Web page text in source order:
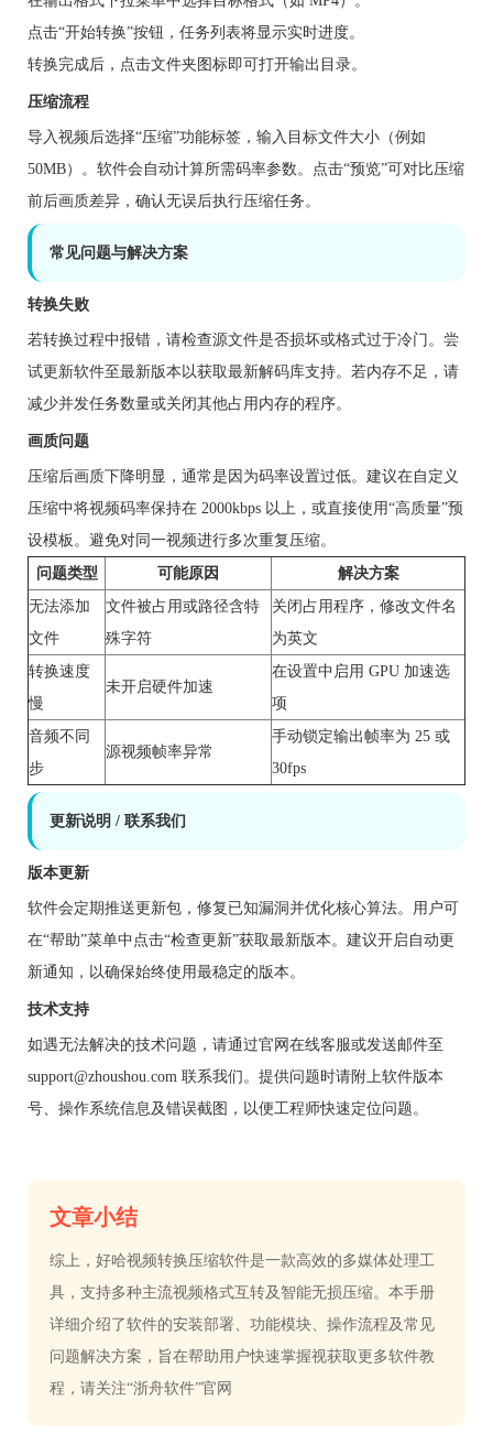
点击“开始转换”按钮，任务列表将显示实时进度。
转换完成后，点击文件夹图标即可打开输出目录。
压缩流程
导入视频后选择“压缩”功能标签，输入目标文件大小（例如
50MB）。软件会自动计算所需码率参数。点击“预览”可对比压缩
前后画质差异，确认无误后执行压缩任务。
常见问题与解决方案
转换失败
若转换过程中报错，请检查源文件是否损坏或格式过于冷门。尝
试更新软件至最新版本以获取最新解码库支持。若内存不足，请
减少并发任务数量或关闭其他占用内存的程序。
画质问题
压缩后画质下降明显，通常是因为码率设置过低。建议在自定义
压缩中将视频码率保持在 2000kbps 以上，或直接使用“高质量”预
设模板。避免对同一视频进行多次重复压缩。
问题类型
可能原因
解决方案
无法添加
文件
文件被占用或路径含特
殊字符
关闭占用程序，修改文件名
为英文
转换速度
慢
未开启硬件加速
在设置中启用 GPU 加速选
项
音频不同
步
源视频帧率异常
手动锁定输出帧率为 25 或
30fps
更新说明 / 联系我们
版本更新
软件会定期推送更新包，修复已知漏洞并优化核心算法。用户可
在“帮助”菜单中点击“检查更新”获取最新版本。建议开启自动更
新通知，以确保始终使用最稳定的版本。
技术支持
如遇无法解决的技术问题，请通过官网在线客服或发送邮件至
support@zhoushou.com 联系我们。提供问题时请附上软件版本
号、操作系统信息及错误截图，以便工程师快速定位问题。
文章小结
综上，好哈视频转换压缩软件是一款高效的多媒体处理工
具，支持多种主流视频格式互转及智能无损压缩。本手册
详细介绍了软件的安装部署、功能模块、操作流程及常见
问题解决方案，旨在帮助用户快速掌握视获取更多软件教
程，请关注“浙舟软件”官网